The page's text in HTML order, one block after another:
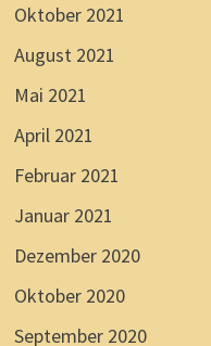
Oktober 2021
August 2021
Mai 2021
April 2021
Februar 2021
Januar 2021
Dezember 2020
Oktober 2020
September 2020